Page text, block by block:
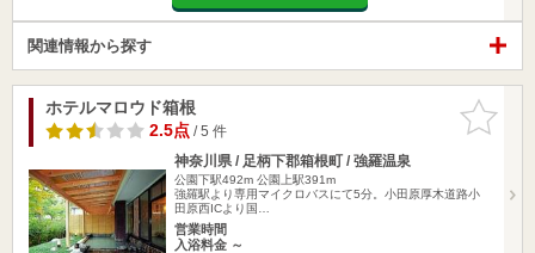
関連情報から探す
お気に入
りに追加
ホテルマロウド箱根
2.5点/ 5 件
神奈川県 / 足柄下郡箱根町 / 強羅温泉
公園下駅492m 公園上駅391m
強羅駅より専用マイクロバスにて5分。小田原厚木道路小
田原西ICより国…
営業時間
入浴料金 ～